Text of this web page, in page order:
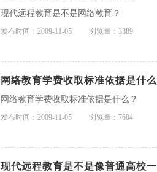
现代远程教育是不是网络教育？
发布时间：2009-11-05 浏览量：3389
网络教育学费收取标准依据是什
网络教育学费收取标准依据是什么？
发布时间：2009-11-05 浏览量：7604
现代远程教育是不是像普通高校